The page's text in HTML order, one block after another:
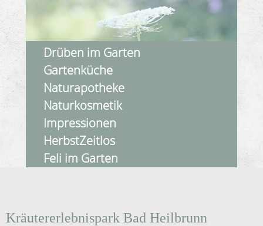
Drüben im Garten
Gartenküche
Naturapotheke
Naturkosmetik
Impressionen
HerbstZeitlos
Feli im Garten
Kräutererlebnispark Bad Heilbrunn